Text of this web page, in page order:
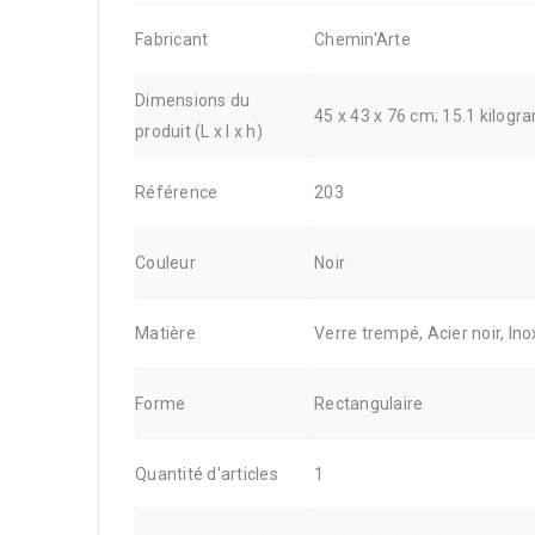
Fabricant Chemin'Arte
Dimensions du
produit (L x l x h)
45 x 43 x 76 cm; 15.1
Référence 203
Couleur Noir
Matière Verre trempé, Acier noir,
Forme Rectangulaire
Quantité d'articles 1